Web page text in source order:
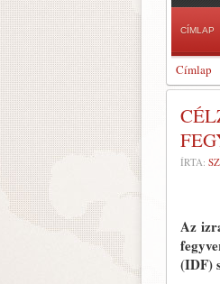
CÍMLAP
Címlap
ÍRTA:
Az
(IDF)